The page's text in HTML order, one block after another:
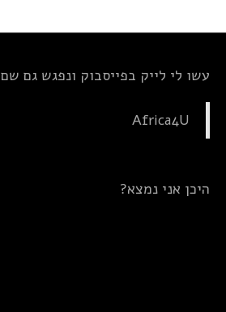
עשו לי לייק בפייסבוק ונפגש גם שם
Africa4U
היכן אני נמצא?